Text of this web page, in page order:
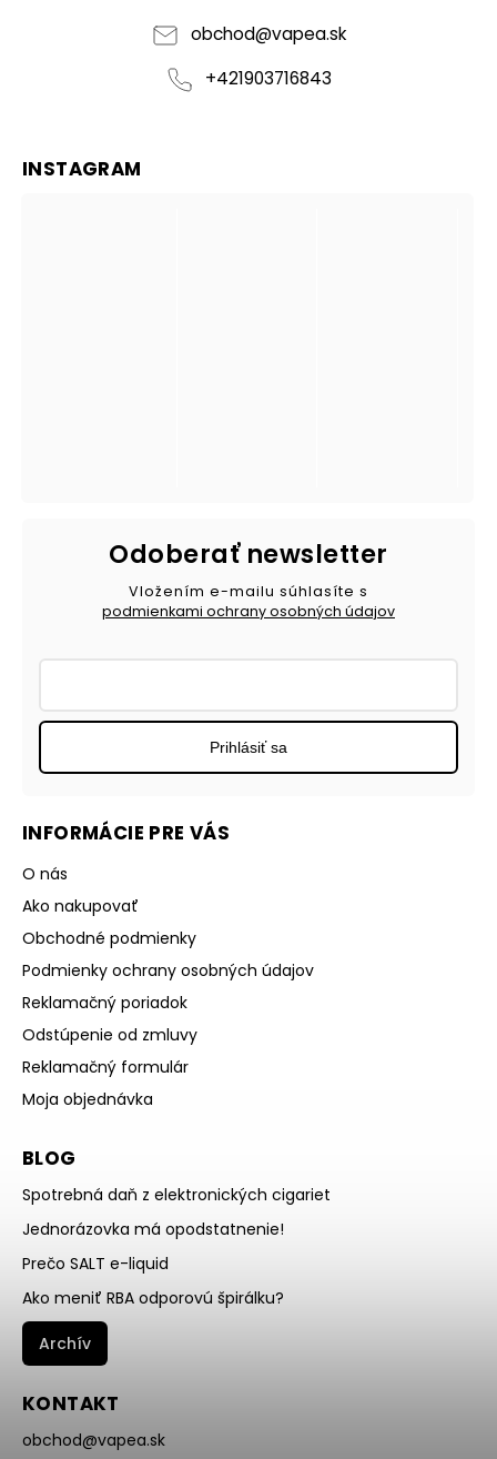
obchod@vapea.sk
+421903716843
INFORMÁCIE PRE VÁS
O nás
Ako nakupovať
Obchodné podmienky
Podmienky ochrany osobných údajov
Reklamačný poriadok
Odstúpenie od zmluvy
Reklamačný formulár
Moja objednávka
BLOG
Spotrebná daň z elektronických cigariet
Jednorázovka má opodstatnenie!
Prečo SALT e-liquid
Ako meniť RBA odporovú špirálku?
Archív
KONTAKT
obchod@vapea.sk
INSTAGRAM
Odoberať newsletter
Vložením e-mailu súhlasíte s
podmienkami ochrany osobných údajov
Prihlásiť sa